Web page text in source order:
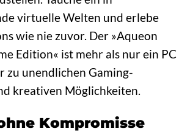
virtuelle Welten und erlebe
wie nie zuvor. Der »Aqueon
Edition« ist mehr als nur ein PC
zu unendlichen Gaming-
kreativen Möglichkeiten.
Kompromisse